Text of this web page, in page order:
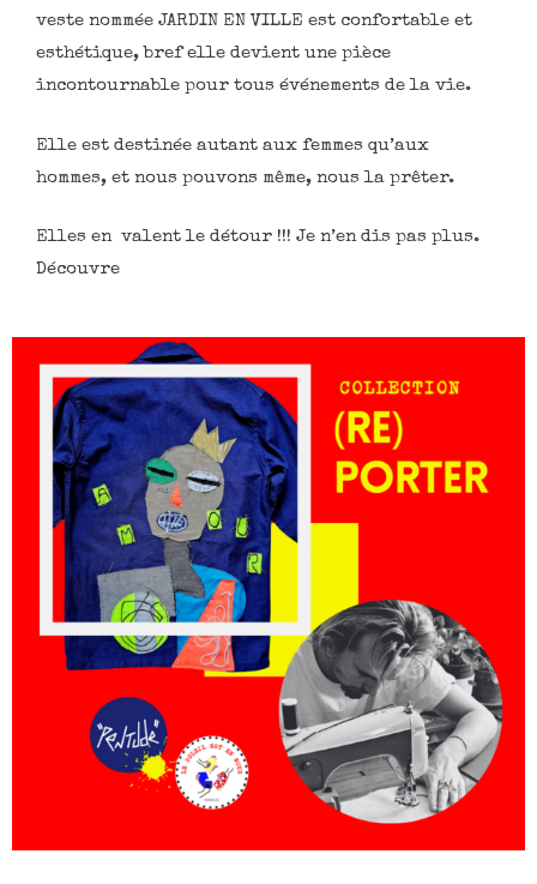
veste nommée JARDIN EN VILLE est confortable et
esthétique, bref elle devient une pièce
incontournable pour tous événements de la vie.
Elle est destinée autant aux femmes qu’aux
hommes, et nous pouvons même, nous la prêter.
Elles en valent le détour !!! Je n’en dis pas plus.
Découvre